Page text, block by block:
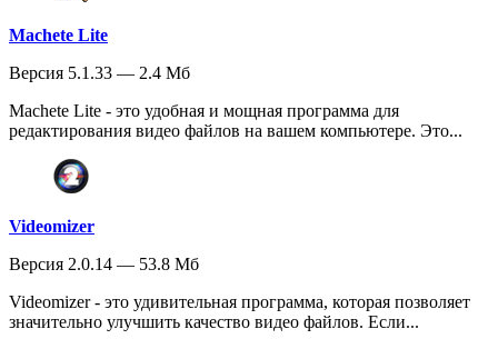
Machete Lite
Версия 5.1.33 — 2.4 Мб
Мachete Lite - это удобная и мощная программа для
редактирования видео файлов на вашем компьютере. Это...
Videomizer
Версия 2.0.14 — 53.8 Мб
Videomizer - это удивительная программа, которая позволяет
значительно улучшить качество видео файлов. Если...